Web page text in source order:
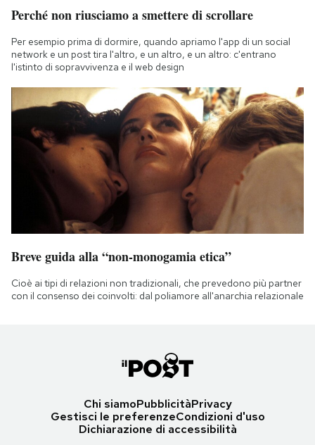
Perché non riusciamo a smettere di scrollare
Per esempio prima di dormire, quando apriamo l'app di un social
network e un post tira l'altro, e un altro, e un altro: c'entrano
l'istinto di sopravvivenza e il web design
Breve guida alla “non-monogamia etica”
Cioè ai tipi di relazioni non tradizionali, che prevedono più partner
con il consenso dei coinvolti: dal poliamore all'anarchia relazionale
Chi siamoPubblicitàPrivacy
Gestisci le preferenzeCondizioni d'uso
Dichiarazione di accessibilità